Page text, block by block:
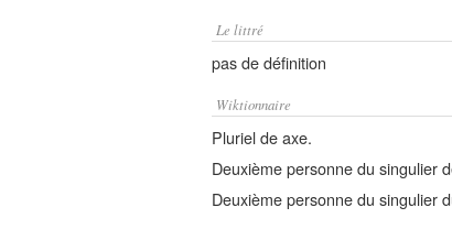
Le littré
pas de définition
Wiktionnaire
Pluriel de axe.
Deuxième personne du singulier
Deuxième personne du singulier